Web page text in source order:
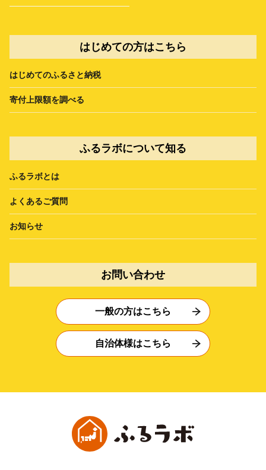
はじめての方はこちら
はじめてのふるさと納税
寄付上限額を調べる
ふるラボについて知る
ふるラボとは
よくあるご質問
お知らせ
お問い合わせ
一般の方はこちら
自治体様はこちら